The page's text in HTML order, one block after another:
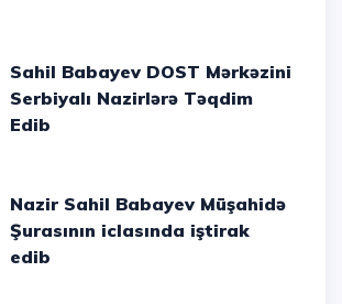
Sahil Babayev DOST Mərkəzini
Serbiyalı Nazirlərə Təqdim
Edib
Nazir Sahil Babayev Müşahidə
Şurasının iclasında iştirak
edib